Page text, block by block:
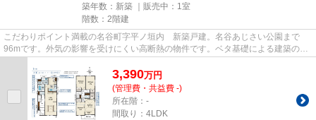
築年数：新築 ｜販売中： 1室
階数：2階建
こだわりポイント満載の名谷町字平ノ垣内 新築戸建。名谷あじさい公園まで
96mです。外気の影響を受けにくい高断熱の物件です。ベタ基礎による建築の
3,390万円
(管理費・共益費 -)
所在階：-
間取り：4LDK